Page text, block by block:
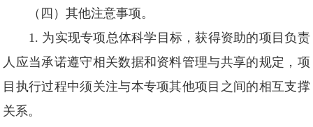
（四）其他注意事项。
1. 为实现专项总体科学目标，获得资助的项目负责
人应当承诺遵守相关数据和资料管理与共享的规定，项
目执行过程中须关注与本专项其他项目之间的相互支撑
关系。